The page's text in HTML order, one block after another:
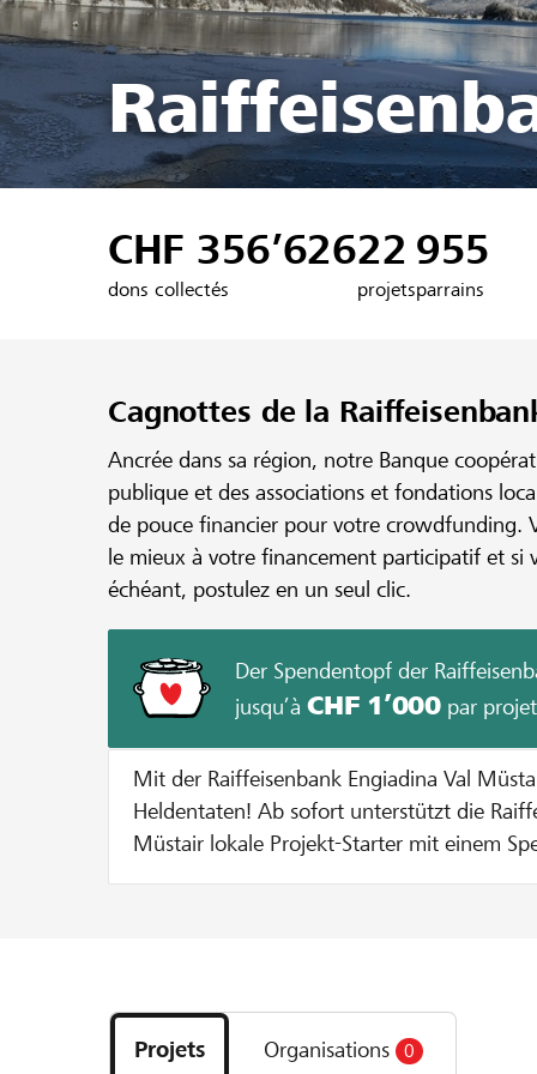
CHF 356’626
dons collectés
22
projets
955
parrains
Cagnottes de la
Ancrée dans sa région, notre Banque
publique et des associations et fondations
de pouce financier pour votre crowdfunding.
le mieux à votre financement participatif et si
échéant, postulez en un seul clic.
Der Spendentopf der
jusqu’à CHF 1’000par projet
Mit der Raiffeisenbank Engiadina Val
Heldentaten! Ab sofort unterstützt die Raiffeisenbank Engiadina Val
Müstair lokale Projekt-Starter mit einem
entweder 10 % vom Mindestbetrag erreicht
les
projets
Projets Organisations 0